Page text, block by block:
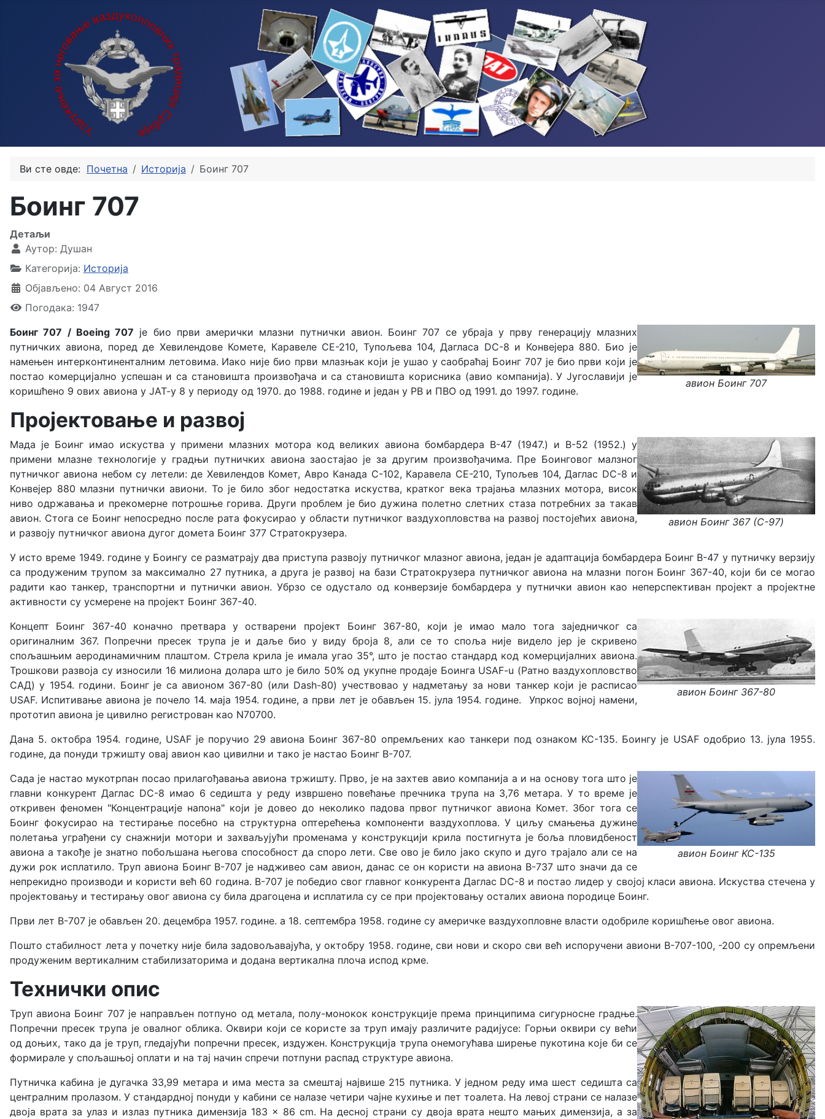
Ви сте овде: Почетна Историја Боинг 707
Боинг 707
Детаљи
Аутор: Душан
Категорија: Историја
Објављено: 04 Август 2016
Погодака: 1947
авион Боинг 707
Боинг 707 / Boeing 707 је био први амерички млазни путнички авион. Боинг 707 се убраја у прву генерацију млазних
путничких авиона, поред де Хевилендове Комете, Каравеле СЕ-210, Тупољева 104, Дагласа DC-8 и Конвејера 880. Био је
намењен интерконтиненталним летовима. Иако није био први млазњак који је ушао у саобраћај Боинг 707 је био први који је
постаo комерцијално успешан и са становишта произвођача и са становишта корисника (авио компанија). У Југославији је
коришћено 9 ових авиона у ЈАТ-у 8 у периоду од 1970. до 1988. године и један у РВ и ПВО од 1991. до 1997. године.
Пројектовање и развој
авион Боинг 367 (C-97)
Мада је Боинг имао искуства у примени млазних мотора код великих авиона бомбардера B-47 (1947.) и B-52 (1952.) у
примени млазне технологије у градњи путничких авиона заостајао је за другим произвођачима. Пре Боинговог малзног
путничког авиона небом су летели:де Хевилендов Комет, Авро Канада C-102, Каравелa СЕ-210, Тупољев 104, Даглас DC-8 и
Конвејер 880 млазни путнички авиони. То је било због недостатка искуства, кратког века трајања млазних мотора, висок
ниво одржавања и прекомерне потрошње горива. Други проблем је био дужина полетно слетних стаза потребних за такав
авион. Стога се Боинг непосредно после рата фокусирао у области путничког ваздухопловства на развој постојећих авиона,
и развоју путничког авиона дугог домета Боинг 377 Стратокрузера.
У исто време 1949. године у Боингу се разматрају два приступа развоју путничког млазног авиона, један је адаптација бомбардера Боинг B-47 у путничку верзију
са продуженим трупом за максимално 27 путника, а друга је развој на бази Стратокрузера путничког авиона на млазни погон Боинг 367-40, који би се могао
радити као танкер, транспортни и путнички авион. Убрзо се одустало од конверзије бомбардера у путнички авион као неперспективан пројект а пројектне
активности су усмерене на пројект Боинг 367-40.
авион Боинг 367-80
Концепт Боинг 367-40 коначно претвара у остварени пројект Боинг 367-80, који је имао мало тога заједничког са
оригиналним 367. Попречни пресек трупа је и даље био у виду броја 8, али се то споља није видело јер је скривено
спољашњим аеродинамичним плаштом. Стрела крила је имала угао 35°, што је постао стандард код комерцијалних авиона.
Трошкови развоја су износили 16 милиона долара што је било 50% од укупне продаје Боинга USAF-u (Ратно ваздухопловство
САД) у 1954. години. Боинг је са авионом 367-80 (или Dash-80) учествовао у надметању за нови танкер који је расписао
USAF. Испитивање авиона је почело 14. маја 1954. године, а први лет је обављен 15. јула 1954. године. Упркос војној намени,
прототип авиона је цивилно регистрован као N70700.
Дана 5. октобра 1954. године, USAF је поручио 29 авиона Боинг 367-80 опремљених као танкери под ознаком KC-135. Боингу је USAF одобрио 13. јула 1955.
године, да понуди тржишту овај авион као цивилни и тако је настао Боинг B-707.
авион Боинг KC-135
Сада је настао мукотрпан посао прилагођавања авиона тржишту. Прво, је на захтев авио компанија а и на основу тога што је
главни конкурент Даглас DC-8 имао 6 седишта у реду извршено повећање пречника трупа на 3,76 метара. У то време је
откривен феномен "Концентрације напона" који је довео до неколико падова првог путничког авиона Комет. Због тога се
Боинг фокусирао на тестирање посебно на структурна оптерећења компоненти ваздухоплова. У циљу смањења дужине
полетања уграђени су снажнији мотори и захваљујући променама у конструкцији крила постигнута је боља пловидбеност
авиона а такође је знатно побољшана његова способност да споро лети. Све ово је било јако скупо и дуго трајало али се на
дужи рок исплатило. Труп авиона Боинг B-707 је надживео сам авион, данас се он користи на авиона B-737 што значи да се
непрекидно производи и користи већ 60 година. B-707 је победиo свог главног конкурента Даглас DC-8 и постао лидер у својој класи авиона. Искуства стечена у
пројектовању и тестирању овог авиона су била драгоцена и исплатила су се при пројектовању осталих авиона породице Боинг.
Први лет B-707 је обављен 20. децембра 1957. године. а 18. септембра 1958. године су америчке ваздухопловне власти одобриле коришћење овог авиона.
Пошто стабилност лета у почетку није била задовољавајућа, у октобру 1958. године, сви нови и скоро сви већ испоручени авиони B-707-100, -200 су опремљени
продуженим вертикалним стабилизаторима и додана вертикална плоча испод крме.
Технички опис
Труп авиона Боинг 707 је направљен потпуно од метала, полу-монокок конструкције према принципима сигурносне градње.
Попречни пресек трупа је овалног облика. Оквири који се користе за труп имају различите радијусе: Горњи оквири су већи
од доњих, тако да је труп, гледајући попречни пресек, издужен. Конструкција трупа онемогућава ширење пукотина које би се
формирале у спољашњој оплати и на тај начин спречи потпуни распад структуре авиона.
Путничка кабина је дугачка 33,99 метара и има места за смештај највише 215 путника. У једном реду има шест седишта са
централним пролазом. У стандардној понуди у кабини се налазе четири чајне кухиње и пет тоалета. На левој страни се налазе
двоја врата за улаз и излаз путника димензија 183 × 86 cm. На десној страни су двojа врата нешто мањих димензија, а за